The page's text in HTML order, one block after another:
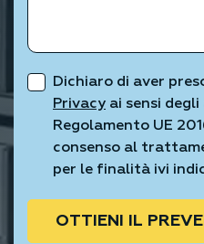
Dichiaro di aver
Privacy ai sensi degli
Regolamento UE
consenso al
per le finalità ivi
OTTIENI IL